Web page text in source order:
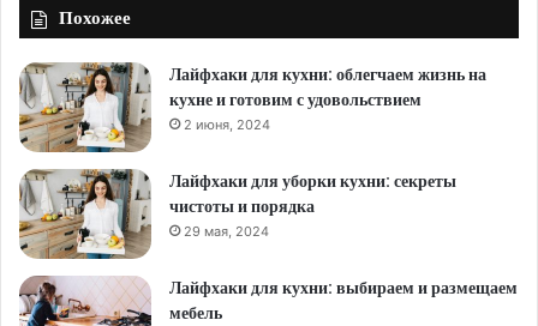
Похожее
Лайфхаки для кухни: облегчаем жизнь на
кухне и готовим с удовольствием
2 июня, 2024
Лайфхаки для уборки кухни: секреты
чистоты и порядка
29 мая, 2024
Лайфхаки для кухни: выбираем и размещаем
мебель